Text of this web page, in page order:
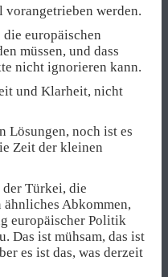
vorangetrieben werden.
europäischen
müssen, und dass
nicht ignorieren kann.
und Klarheit, nicht
Lösungen, noch ist es
Zeit der kleinen
Türkei, die
Abkommen,
europäischer Politik
Das ist mühsam, das ist
es ist das, was derzeit